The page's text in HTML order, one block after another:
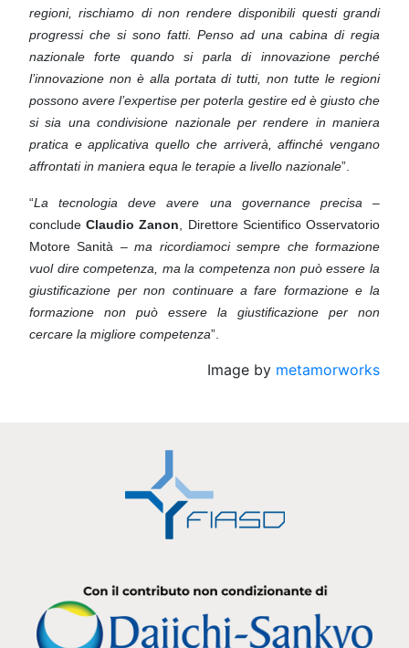
regioni, rischiamo di non rendere disponibili questi grandi
progressi che si sono fatti. Penso ad una cabinadi regia
nazionale forte quando si parla di innovazione perché
l’innovazione non è alla portata di tutti, non tutte le regioni
possono avere l’expertise per poterla gestire ed è giusto che
si sia una condivisione nazionale per rendere in maniera
pratica e applicativa quello che arriverà, affinché vengano
affrontati in maniera equa le terapie a livellonazionale”.
“La tecnologia deve avere una governance precisa –
concludeClaudio Zanon , Direttore Scientifico Osservatorio
Motore Sanità –ma ricordiamoci sempre che formazione
vuol dire competenza, ma la competenza non può essere la
giustificazione per non continuare a fare formazione e la
formazione non può essere la giustificazione per non
cercare la migliore competenza”.
Image by metamorworks